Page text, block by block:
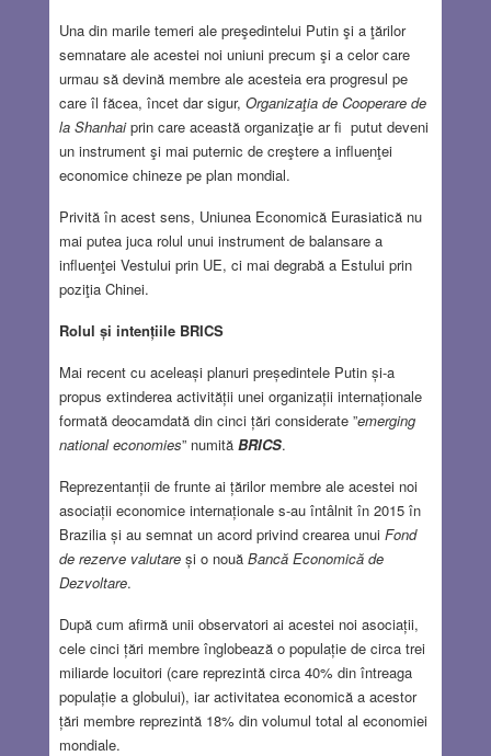
Una din marile temeri ale preşedintelui Putin şi a ţărilor
semnatare ale acestei noi uniuni precum şi a celor care
urmau să devină membre ale acesteia era progresul pe
care îl făcea, încet dar sigur, Organizaţia de Cooperare de
la Shanhaiprin care această organizaţie ar fi putut deveni
un instrument şi mai puternic de creştere a influenţei
economice chineze pe plan mondial.
Privită în acest sens, Uniunea Economică Eurasiatică nu
mai putea juca rolul unui instrument de balansare a
influenţei Vestului prin UE, ci mai degrabă a Estului prin
poziţia Chinei.
Rolul și intențiile BRICS
Mai recent cu aceleași planuri președintele Putin și-a
propus extinderea activității unei organizații internaționale
formată deocamdată din cinci țări considerate ”emerging
national economies” numită BRICS.
Reprezentanții de frunte ai țărilor membre ale acestei noi
asociații economice internaționale s-au întâlnit în 2015 în
Brazilia și au semnat un acord privind crearea unui Fond
de rezerve valutareși o nouă Bancă Economică de
Dezvoltare.
După cum afirmă unii observatori ai acestei noi asociații,
cele cinci țări membre înglobează o populație de circa trei
miliarde locuitori (care reprezintă circa 40% din întreaga
populație a globului), iar activitatea economică a acestor
țări membre reprezintă 18% din volumul total al economiei
mondiale.